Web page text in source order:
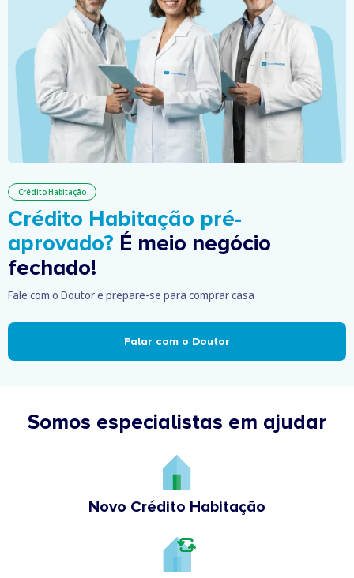
Crédito Habitação
Crédito Habitação pré-
aprovado? É meio negócio
fechado!
Fale com o Doutor e prepare-se para comprar casa
Falar com o Doutor
Somos especialistas em ajudar
Novo Crédito Habitação